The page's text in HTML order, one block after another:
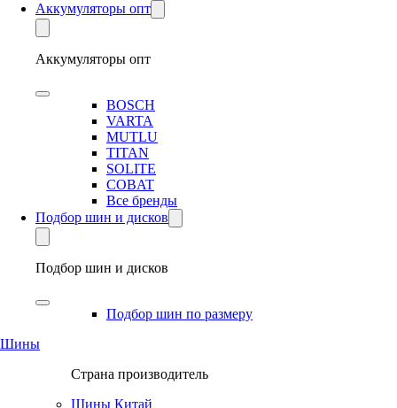
Аккумуляторы опт
Аккумуляторы опт
BOSCH
VARTA
MUTLU
TITAN
SOLITE
COBAT
Все бренды
Подбор шин и дисков
Подбор шин и дисков
Подбор шин по размеру
Шины
Страна производитель
Шины Китай